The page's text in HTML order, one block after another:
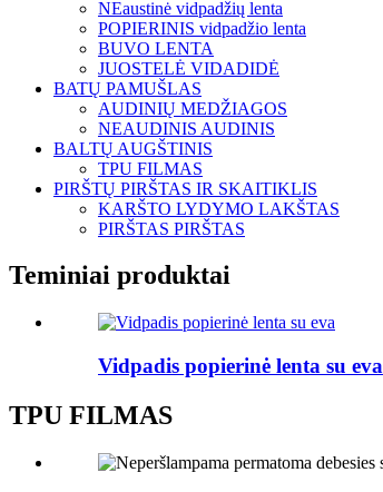
NEaustinė vidpadžių lenta
POPIERINIS vidpadžio lenta
BUVO LENTA
JUOSTELĖ VIDADIDĖ
BATŲ PAMUŠLAS
AUDINIŲ MEDŽIAGOS
NEAUDINIS AUDINIS
BALTŲ AUGŠTINIS
TPU FILMAS
PIRŠTŲ PIRŠTAS IR SKAITIKLIS
KARŠTO LYDYMO LAKŠTAS
PIRŠTAS PIRŠTAS
Teminiai produktai
Vidpadis popierinė lenta su eva
TPU FILMAS